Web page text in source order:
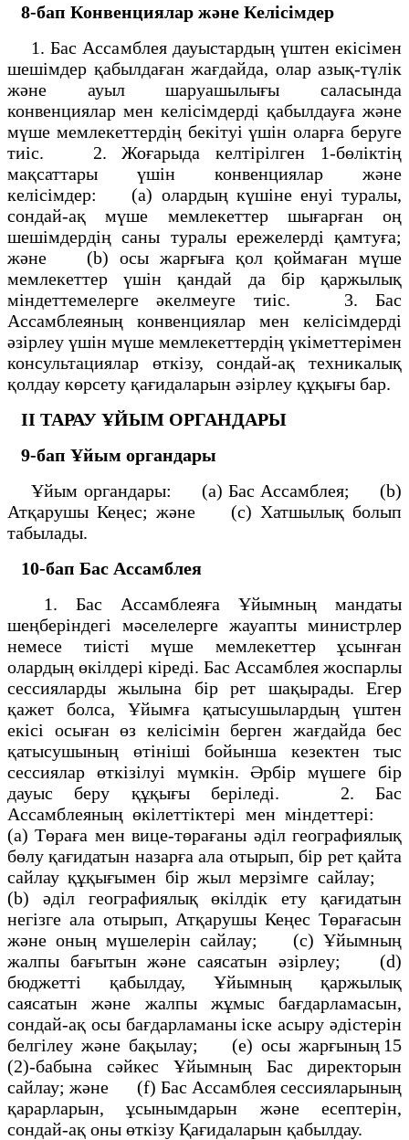
8-бап Конвенциялар және Келісімдер
1. Бас Ассамблея дауыстардың үштен екісімен
шешімдер қабылдаған жағдайда, олар азық-түлік
және ауыл шаруашылығы саласында
конвенциялар мен келісімдерді қабылдауға және
мүше мемлекеттердің бекітуі үшін оларға беруге
тиіс. 2. Жоғарыда келтірілген 1-бөліктің
мақсаттары үшін конвенциялар және
келісімдер: (а) олардың күшіне енуі туралы,
сондай-ақ мүше мемлекеттер шығарған оң
шешімдердің саны туралы ережелерді қамтуға;
және (b) осы жарғыға қол қоймаған мүше
мемлекеттер үшін қандай да бір қаржылық
міндеттемелерге әкелмеуге тиіс. 3. Бас
Ассамблеяның конвенциялар мен келісімдерді
әзірлеу үшін мүше мемлекеттердің үкіметтерімен
консультациялар өткізу, сондай-ақ техникалық
қолдау көрсету қағидаларын әзірлеу құқығы бар.
II ТАРАУ ҰЙЫМ ОРГАНДАРЫ
9-бап Ұйым органдары
Ұйым органдары: (а) Бас Ассамблея; (b)
Атқарушы Кеңес; және (с) Хатшылық болып
табылады.
10-бап Бас Ассамблея
1. Бас Ассамблеяға Ұйымның мандаты
шеңберіндегі мәселелерге жауапты министрлер
немесе тиісті мүше мемлекеттер ұсынған
олардың өкілдері кіреді. Бас Ассамблея жоспарлы
сессияларды жылына бір рет шақырады. Егер
қажет болса, Ұйымға қатысушылардың үштен
екісі осыған өз келісімін берген жағдайда бес
қатысушының өтініші бойынша кезектен тыс
сессиялар өткізілуі мүмкін. Әрбір мүшеге бір
дауыс беру құқығы беріледі. 2. Бас
Ассамблеяның өкілеттіктері мен міндеттері:
(а) Төраға мен вице-төрағаны әділ географиялық
бөлу қағидатын назарға ала отырып, бір рет қайта
сайлау құқығымен бір жыл мерзімге сайлау;
(b) әділ географиялық өкілдік ету қағидатын
негізге ала отырып, Атқарушы Кеңес Төрағасын
және оның мүшелерін сайлау; (с) Ұйымның
жалпы бағытын және саясатын әзірлеу; (d)
бюджетті қабылдау, Ұйымның қаржылық
саясатын және жалпы жұмыс бағдарламасын,
сондай-ақ осы бағдарламаны іске асыру әдістерін
белгілеу және бақылау; (е) осы жарғының 15
(2)-бабына сәйкес Ұйымның Бас директорын
сайлау; және (f) Бас Ассамблея сессияларының
қарарларын, ұсынымдарын және есептерін,
сондай-ақ оны өткізу Қағидаларын қабылдау.